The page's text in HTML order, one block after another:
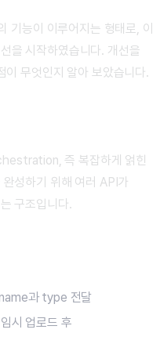
기능이 이루어지는 형태로, 이
을 시작하였습니다. 개선을
이 무엇인지 알아 보았습니다.
즉 복잡하게 얽힌
성하기 위해 여러 API가
구조입니다.
과 type 전달
시 업로드 후